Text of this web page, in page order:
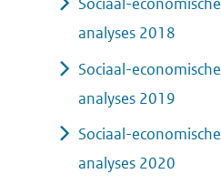
analyses 2018
Sociaal-economische
analyses 2019
Sociaal-economische
analyses 2020